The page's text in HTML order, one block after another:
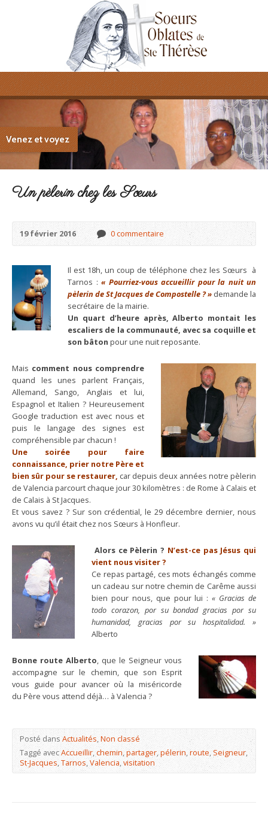
Venez et voyez
Un pèlerin chez les Sœurs
19 février 2016 0 commentaire
Il est 18h, un coup de téléphone chez les Sœurs à
Tarnos : « Pourriez-vous accueillir pour la nuit un
pèlerin de St Jacques de Compostelle ? » demande la
secrétaire de la mairie.
Un quart d’heure après, Alberto montait les
escaliers de la communauté, avec sa coquille et
son bâton pour une nuit reposante.
Mais comment nous comprendre
quand les unes parlent Français,
Allemand, Sango, Anglais et lui,
Espagnol et Italien ? Heureusement
Google traduction est avec nous et
puis le langage des signes est
compréhensible par chacun !
Une soirée pour faire
connaissance, prier notre Père et
bien sûr pour se restaurer, car depuis deux années notre pèlerin
de Valencia parcourt chaque jour 30 kilomètres : de Rome à Calais et
de Calais à St Jacques.
Et vous savez ? Sur son crédential, le 29 décembre dernier, nous
avons vu qu’il était chez nos Sœurs à Honfleur.
Alors ce Pèlerin ? N’est-ce pas Jésus qui
vient nous visiter ?
Ce repas partagé, ces mots échangés comme
un cadeau sur notre chemin de Carême aussi
bien pour nous, que pour lui :« Gracias de
todo corazon, por su bondad gracias por su
humanidad, gracias por su hospitalidad. »
Alberto
Bonne route Alberto, que le Seigneur vous
accompagne sur le chemin, que son Esprit
vous guide pour avancer où la miséricorde
du Père vous attend déjà… à Valencia ?
Posté dansActualités,Non classé
Taggé avecAccueillir,chemin,partager,pélerin,route,Seigneur,
St-Jacques,Tarnos,Valencia,visitation